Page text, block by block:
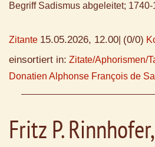
Begriff Sadismus abgeleitet; 1740-
Zitante 15.05.2026, 12.00 (0/0)
einsortiert in: Zitate/Aphorismen/
Donatien Alphonse François de
Fritz P.